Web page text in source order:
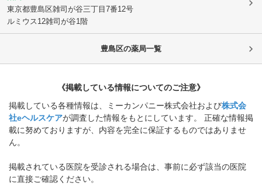
東京都豊島区雑司が谷三丁目7番12号
ルミウス12雑司が谷1階
豊島区の薬局一覧
《掲載している情報についてのご注意》
掲載している各種情報は、ミーカンパニー株式会社および株式会
社eヘルスケアが調査した情報をもとにしています。 正確な情報掲
載に努めておりますが、内容を完全に保証するものではありませ
ん。
掲載されている医院を受診される場合は、事前に必ず該当の医院
に直接ご確認ください。